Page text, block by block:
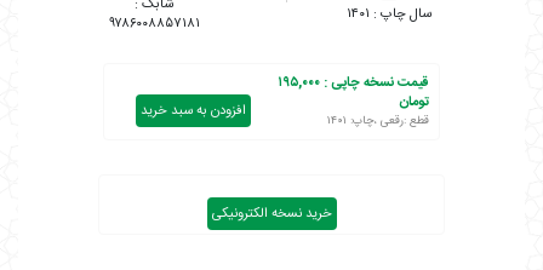
۱۴۰۱ ۹۷۸۶۰۰۸۸۵۷۱۸۱
قیمت نسخه چاپی :۱۹۵,۰۰۰
تومان
قطع :رقعی ،چاپ: ۱۴۰۱ افزودن به سبد خرید
خرید نسخه الکترونیکی